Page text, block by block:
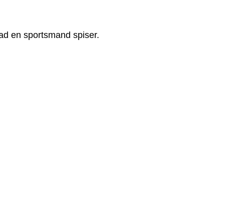
en sportsmand spiser.